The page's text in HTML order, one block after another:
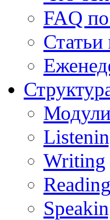
FAQ
Writing
Reading